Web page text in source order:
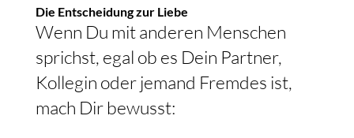
Die Entscheidung zur Liebe
Wenn Du mit anderen Menschen
sprichst, egal ob es Dein Partner,
Kollegin oder jemand Fremdes ist,
mach Dir bewusst: